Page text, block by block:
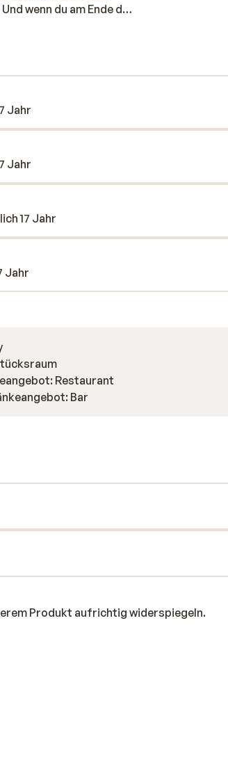
wenn du am Ende des
im Restaurant zum
Tag auf der Piste!
Jahr
Jahr
17 Jahr
Jahr
Restaurant
Bar
Produkt aufrichtig widerspiegeln.